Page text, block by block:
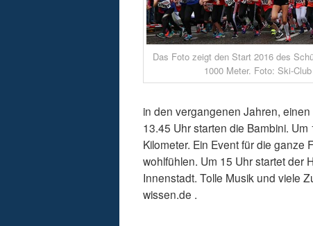
Das Foto zeigt den Start 2016 des
1000 Meter. Foto: Ski-
in den vergangenen Jahren,
13.45 Uhr starten die Bambini.
Kilometer. Ein Event für die ganze
wohlfühlen. Um 15 Uhr startet der
Innenstadt. Tolle Musik und viele
wissen.de .